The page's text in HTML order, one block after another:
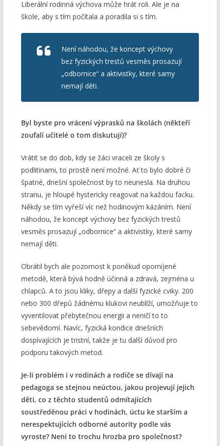
Liberální rodinná výchova může hrát roli. Ale je na
škole, aby s tím počítala a poradila si s tím.
Není náhodou, že koncept výchovy
bez fyzických trestů vesměs prosazují
„odbornice“ a aktivistky, které samy
nemají děti.
Byl byste pro vrácení výprasků na školách (někteří
zoufalí učitelé o tom diskutují)?
Vrátit se do dob, kdy se žáci vraceli ze školy s
podlitinami, to prostě není možné. Ať to bylo dobré či
špatné, dnešní společnost by to neunesla. Na druhou
stranu, je hloupé hystericky reagovat na každou facku.
Někdy se tím vyřeší víc než hodinovým kázáním. Není
náhodou, že koncept výchovy bez fyzických trestů
vesměs prosazují „odbornice“ a aktivistky, které samy
nemají děti.
Obrátil bych ale pozornost k poněkud opomíjené
metodě, která bývá hodně účinná a zdravá, zejména u
chlapců. A to jsou kliky, dřepy a další fyzické cviky. 200
nebo 300 dřepů žádnému klukovi neublíží, umožňuje to
vyventilovat přebytečnou energii a neničí to to
sebevědomí. Navíc, fyzická kondice dnešních
dospívajících je tristní, takže je tu další důvod pro
podporu takových metod.
Je-li problém i v rodinách a rodiče se dívají na
pedagoga se stejnou neúctou, jakou projevují jejich
děti, co z těchto studentů odmítajících
soustředěnou práci v hodinách, úctu ke starším a
nerespektujících odborné autority podle vás
vyroste? Není to trochu hrozba pro společnost?